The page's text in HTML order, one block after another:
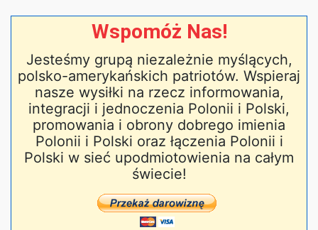
Wspomóż Nas!
Jesteśmy grupą niezależnie myślących,
polsko-amerykańskich patriotów. Wspieraj
nasze wysiłki na rzecz informowania,
integracji i jednoczenia Polonii i Polski,
promowania i obrony dobrego imienia
Polonii i Polski oraz łączenia Polonii i
Polski w sieć upodmiotowienia na całym
świecie!